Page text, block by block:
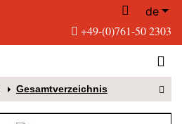
de
+49-(0)761-50 2303
Gesamtverzeichnis